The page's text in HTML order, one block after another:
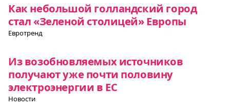
Как небольшой голландский город
стал «Зеленой столицей» Европы
Евротренд
Из возобновляемых источников
получают уже почти половину
электроэнергии в ЕС
Новости